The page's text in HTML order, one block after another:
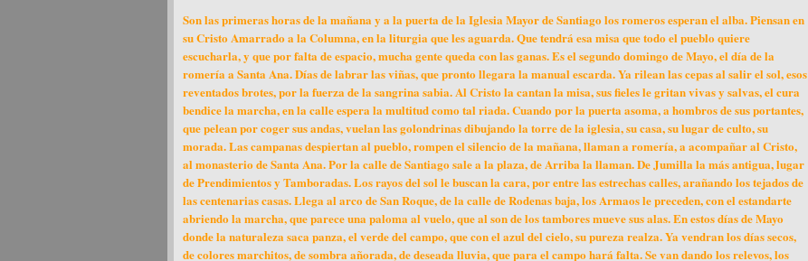
Son las primeras horas de la mañana y a la puerta de la Iglesia Mayor de Santiago los romeros esperan el alba. Piensan en
su Cristo Amarrado a la Columna, en la liturgia que les aguarda. Que tendrá esa misa que todo el pueblo quiere
escucharla, y que por falta de espacio, mucha gente queda con las ganas. Es el segundo domingo de Mayo, el día de la
romería a Santa Ana. Días de labrar las viñas, que pronto llegara la manual escarda. Ya rilean las cepas al salir el sol, esos
reventados brotes, por la fuerza de la sangrina sabia. Al Cristo la cantan la misa, sus fieles le gritan vivas y salvas, el cura
bendice la marcha, en la calle espera la multitud como tal riada. Cuando por la puerta asoma, a hombros de sus portantes,
que pelean por coger sus andas, vuelan las golondrinas dibujando la torre de la iglesia, su casa, su lugar de culto, su
morada. Las campanas despiertan al pueblo, rompen el silencio de la mañana, llaman a romería, a acompañar al Cristo,
al monasterio de Santa Ana. Por la calle de Santiago sale a la plaza, de Arriba la llaman. De Jumilla la más antigua, lugar
de Prendimientos y Tamboradas. Los rayos del sol le buscan la cara, por entre las estrechas calles, arañando los tejados de
las centenarias casas. Llega al arco de San Roque, de la calle de Rodenas baja, los Armaos le preceden, con el estandarte
abriendo la marcha, que parece una paloma al vuelo, que al son de los tambores mueve sus alas. En estos días de Mayo
donde la naturaleza saca panza, el verde del campo, que con el azul del cielo, su pureza realza. Ya vendran los días secos,
de colores marchitos, de sombra añorada, de deseada lluvia, que para el campo hará falta. Se van dando los relevos, los